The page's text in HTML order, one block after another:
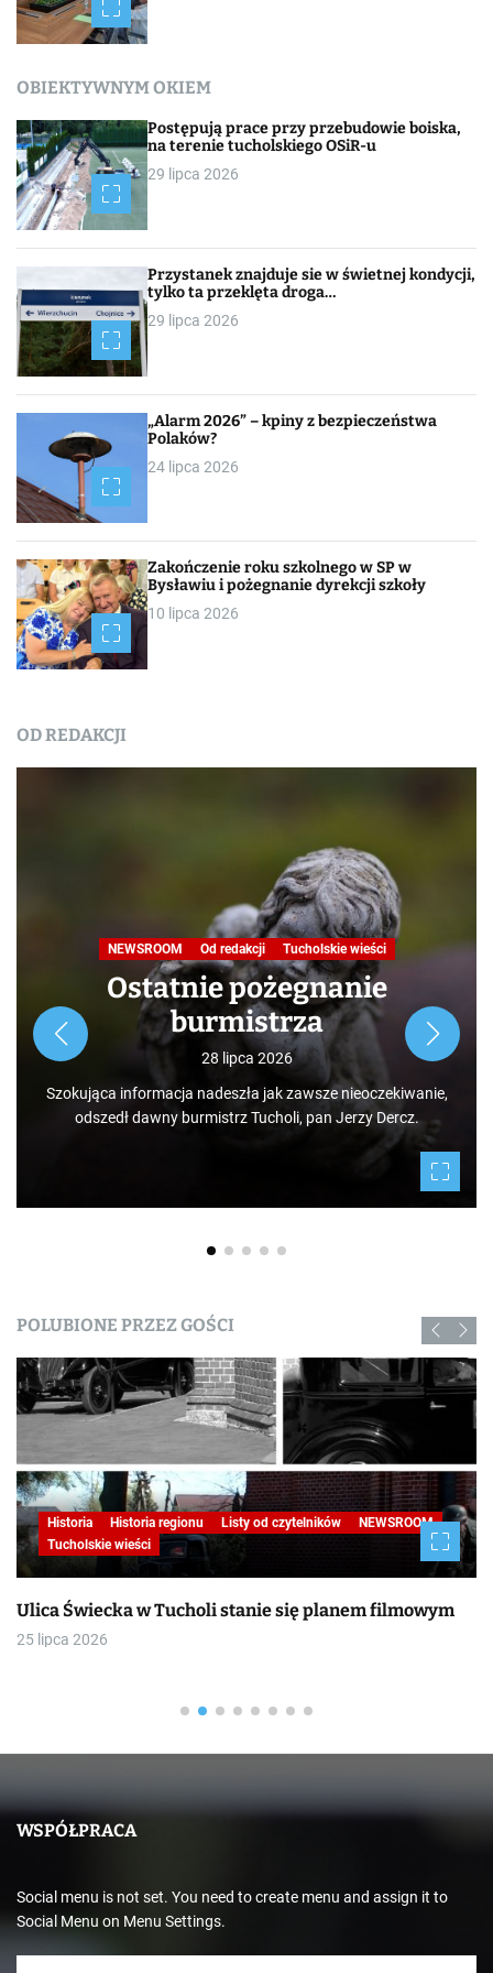
OBIEKTYWNYM OKIEM
Postępują prace przy przebudowie boiska,
na terenie tucholskiego OSiR-u
29 lipca 2026
Przystanek znajduje sie w świetnej kondycji,
tylko ta przeklęta droga…
29 lipca 2026
„Alarm 2026” – kpiny z bezpieczeństwa
Polaków?
24 lipca 2026
Zakończenie roku szkolnego w SP w
Bysławiu i pożegnanie dyrekcji szkoły
10 lipca 2026
OD REDAKCJI
Podróże małe i duże.
przyrodniczo-
„Jelenia Wyspa”
24 lipca 2026
Rozpoczynamy nowy cykl opowieści zarówno dla
jak i mieszkańców, którzy niekoniecznie muszą
po świecie. Mamy niezwykłe szczęście żyć w Borach
Tucholskich i korzystać i to w dodatku za darmo z
daje nam natura.
POLUBIONE PRZEZ GOŚCI
Historia Historia regionu Listy od czytelników
NEWSROOM
Tucholskie wieści
Ulica Świecka w Tucholi stanie się planem filmowym
25 lipca 2026
WSPÓŁPRACA
Social menu is not set. You need to create menu and assign it to
Social Menu on Menu Settings.